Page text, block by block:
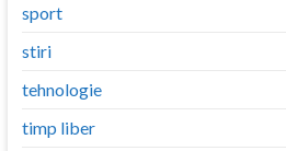
sport
stiri
tehnologie
timp liber